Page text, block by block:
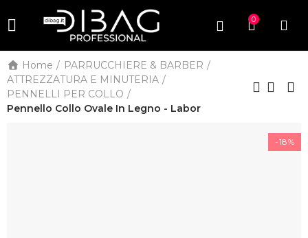
0
Home
PARRUCCHIERE & BARBER
ATTREZZATURA E MINUTERIA
PENNELLI PER COLLO
Pennello Collo Ovale In Legno - Labor
-18%